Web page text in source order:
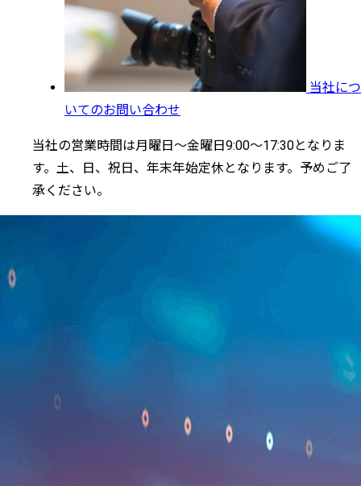
当社につ
いてのお問い合わせ
当社の営業時間は月曜日～金曜日9:00～17:30となりま
す。土、日、祝日、年末年始定休となります。予めご了
承ください。